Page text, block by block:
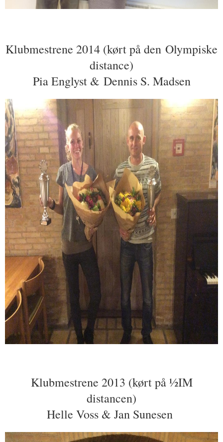
Klubmestrene 2014 (kørt på den Olympiske
distance)
Pia Englyst & Dennis S. Madsen
Klubmestrene 2013 (kørt på ½IM
distancen)
Helle Voss & Jan Sunesen